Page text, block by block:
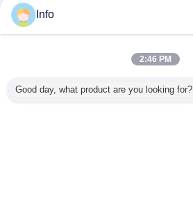
Info
2:46 PM
Good day, what product are you looking for?